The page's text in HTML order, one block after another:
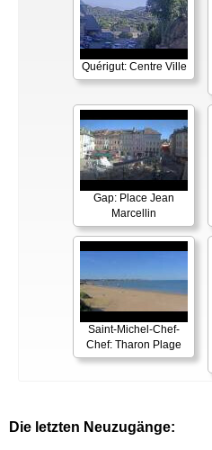
Quérigut: Centre Ville
Gap: Place Jean
Marcellin
Saint-Michel-Chef-
Chef: Tharon Plage
Die letzten Neuzugänge: